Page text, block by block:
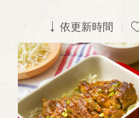
依更新時間